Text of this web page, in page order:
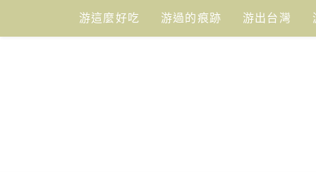
content
游這麼好吃 游過的痕跡 游出台灣